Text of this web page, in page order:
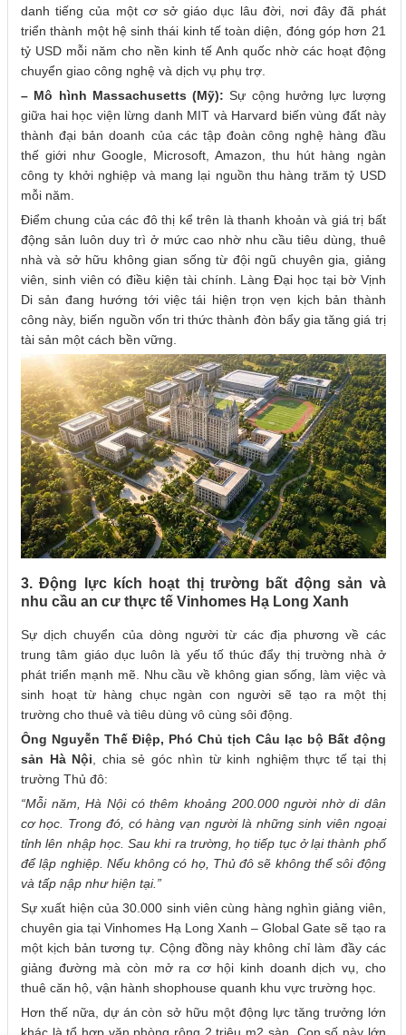
danh tiếng của một cơ sở giáo dục lâu đời, nơi đây đã phát
triển thành một hệ sinh thái kinh tế toàn diện, đóng góp hơn 21
tỷ USD mỗi năm cho nền kinh tế Anh quốc nhờ các hoạt động
chuyển giao công nghệ và dịch vụ phụ trợ.
– Mô hình Massachusetts (Mỹ): Sự cộng hưởng lực lượng
giữa hai học viện lừng danh MIT và Harvard biến vùng đất này
thành đại bản doanh của các tập đoàn công nghệ hàng đầu
thế giới như Google, Microsoft, Amazon, thu hút hàng ngàn
công ty khởi nghiệp và mang lại nguồn thu hàng trăm tỷ USD
mỗi năm.
Điểm chung của các đô thị kể trên là thanh khoản và giá trị bất
động sản luôn duy trì ở mức cao nhờ nhu cầu tiêu dùng, thuê
nhà và sở hữu không gian sống từ đội ngũ chuyên gia, giảng
viên, sinh viên có điều kiện tài chính. Làng Đại học tại bờ Vịnh
Di sản đang hướng tới việc tái hiện trọn vẹn kịch bản thành
công này, biến nguồn vốn tri thức thành đòn bẩy gia tăng giá trị
tài sản một cách bền vững.
3. Động lực kích hoạt thị trường bất động sản và
nhu cầu an cư thực tế Vinhomes Hạ Long Xanh
Sự dịch chuyển của dòng người từ các địa phương về các
trung tâm giáo dục luôn là yếu tố thúc đẩy thị trường nhà ở
phát triển mạnh mẽ. Nhu cầu về không gian sống, làm việc và
sinh hoạt từ hàng chục ngàn con người sẽ tạo ra một thị
trường cho thuê và tiêu dùng vô cùng sôi động.
Ông Nguyễn Thế Điệp, Phó Chủ tịch Câu lạc bộ Bất động
sản Hà Nội , chia sẻ góc nhìn từ kinh nghiệm thực tế tại thị
trường Thủ đô:
“Mỗi năm, Hà Nội có thêm khoảng 200.000 người nhờ di dân
cơ học. Trong đó, có hàng vạn người là những sinh viên ngoại
tỉnh lên nhập học. Sau khi ra trường, họ tiếp tục ở lại thành phố
để lập nghiệp. Nếu không có họ, Thủ đô sẽ không thể sôi động
và tấp nập như hiện tại.”
Sự xuất hiện của 30.000 sinh viên cùng hàng nghìn giảng viên,
chuyên gia tại Vinhomes Hạ Long Xanh – Global Gate sẽ tạo ra
một kịch bản tương tự. Cộng đồng này không chỉ làm đầy các
giảng đường mà còn mở ra cơ hội kinh doanh dịch vụ, cho
thuê căn hộ, vận hành shophouse quanh khu vực trường học.
Hơn thế nữa, dự án còn sở hữu một động lực tăng trưởng lớn